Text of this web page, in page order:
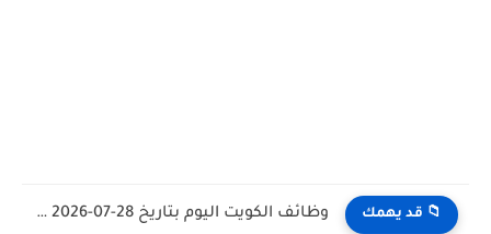
📁 قد يهمك وظائف الكويت اليوم بتاريخ 28-07-2026 للأجانب والمواطنين في مختلف التخصصات